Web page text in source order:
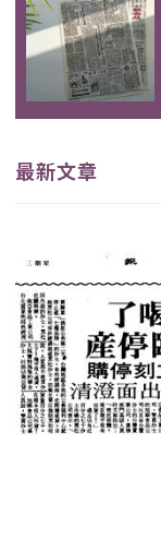
最新文章